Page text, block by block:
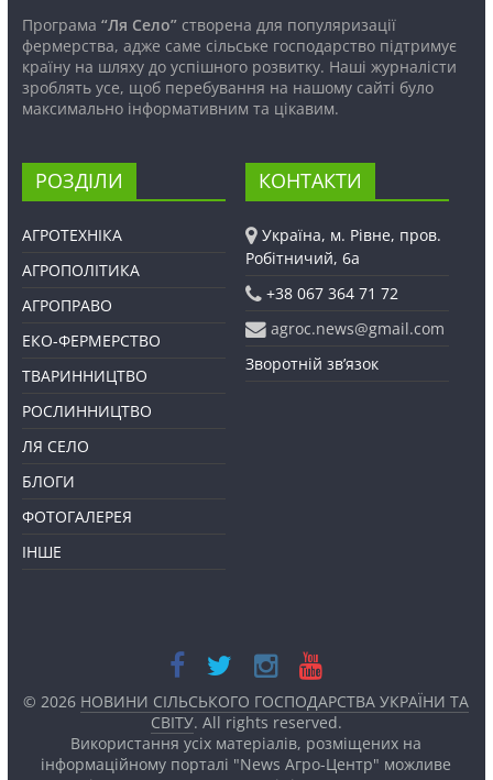
Програма “Ля Село”створена для популяризації
фермерства, адже саме сільське господарство підтримує
країну на шляху до успішного розвитку. Наші журналісти
зроблять усе, щоб перебування на нашому сайті було
максимально інформативним та цікавим.
РОЗДІЛИ
АГРОТЕХНІКА
АГРОПОЛІТИКА
АГРОПРАВО
ЕКО-ФЕРМЕРСТВО
ТВАРИННИЦТВО
РОСЛИННИЦТВО
ЛЯ СЕЛО
БЛОГИ
ФОТОГАЛЕРЕЯ
ІНШЕ
КОНТАКТИ
Україна, м. Рівне, пров.
Робітничий, 6а
+38 067 364 71 72
agroc.news@gmail.com
Зворотній зв’язок
© 2026 НОВИНИ СІЛЬСЬКОГО ГОСПОДАРСТВА УКРАЇНИ ТА
СВІТУ. All rights reserved.
Використання усіх матеріалів, розміщених на
інформаційному порталі "News Агро-Центр" можливе